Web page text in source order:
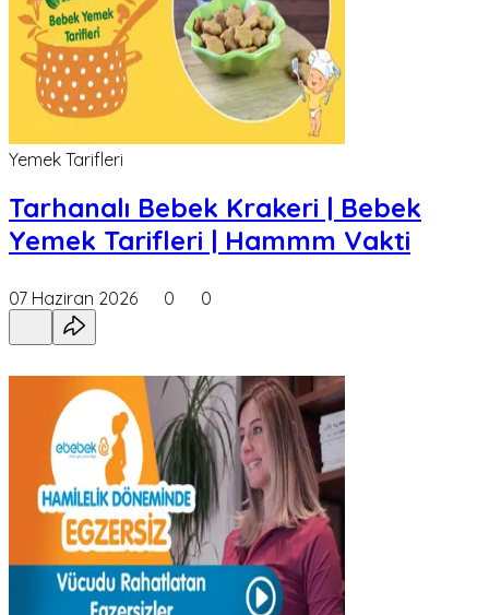
Yemek Tarifleri
Tarhanalı Bebek Krakeri | Bebek
Yemek Tarifleri | Hammm Vakti
07 Haziran 2026 0 0